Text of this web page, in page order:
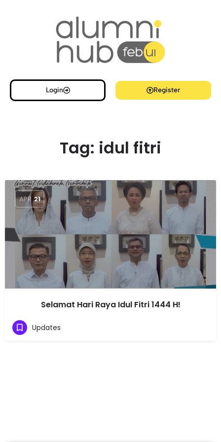
Login Register
Tag: idul fitri
APR 21
Selamat Hari Raya Idul Fitri 1444 H!
Updates